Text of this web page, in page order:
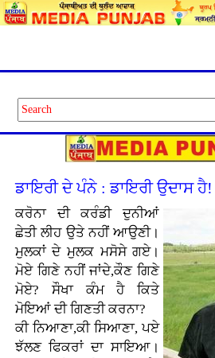
ਡਾਇਰੀ ਦੇ ਪੰਨੇ : ਡਾਇਰੀ ਉਦਾਸ ਹੈ!
ਕਰੋਨਾ ਦੀ ਕਰੰਡੀ ਦੁਨੀਆਂ
ਛੇਤੀ ਲੀਹ ਉਤੇ ਨਹੀਂ ਆਉਣੀ।
ਮੁਲਕਾਂ ਦੇ ਮੁਲਕ ਮਸੋਸੇ ਗਏ।
ਮੋਏ ਗਿਣੇ ਨਹੀਂ ਜਾਂਦੇ,ਕੌਣ ਗਿਣੇ
ਮੋਏ? ਸੌਖਾ ਕੰਮ ਹੈ ਕਿਤੇ
ਮੋਇਆਂ ਦੀ ਗਿਣਤੀ ਕਰਨਾ?
ਕੀ ਨਿਆਣਾ,ਕੀ ਸਿਆਣਾ, ਪਏ
ਝੱਲਣ ਫਿਕਰਾਂ ਦਾ ਸਾਇਆ।